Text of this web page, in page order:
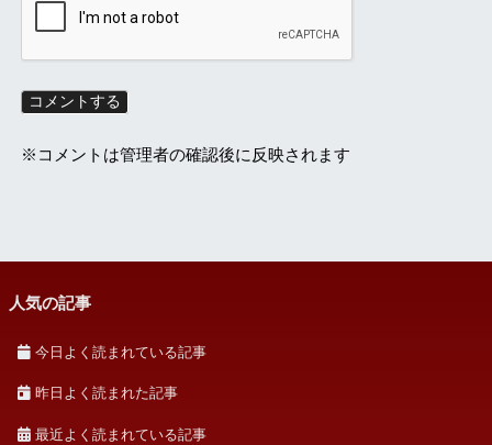
※コメントは管理者の確認後に反映されます
人気の記事
今日よく読まれている記事
昨日よく読まれた記事
最近よく読まれている記事